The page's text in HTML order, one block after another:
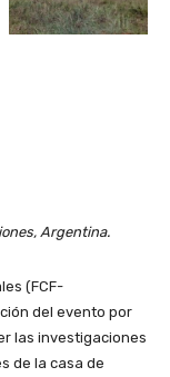
Argentina.
(FCF-
del evento por
las investigaciones
de la casa de